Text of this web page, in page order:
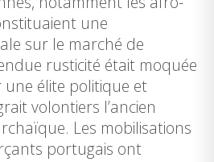
une
sur le marché de
rusticité était moquée
élite politique et
volontiers l’ancien
Les mobilisations
portugais ont